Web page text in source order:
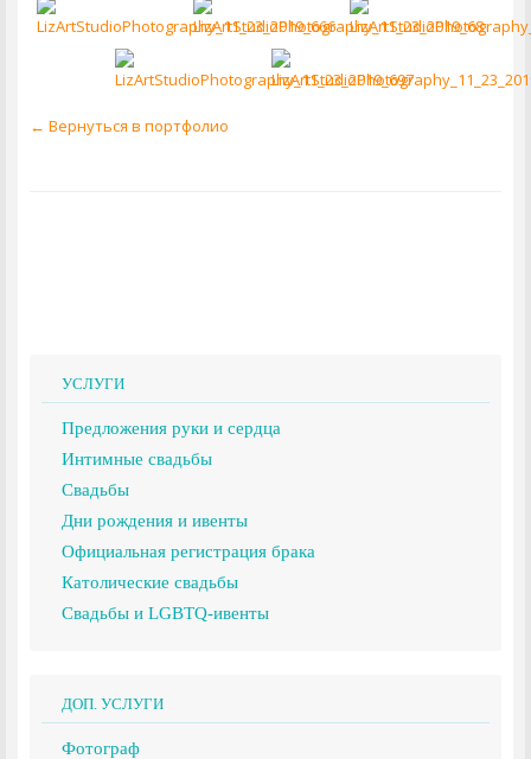
← Вернуться в портфолио
УСЛУГИ
Предложения руки и сердца
Интимные свадьбы
Свадьбы
Дни рождения и ивенты
Официальная регистрация брака
Католические свадьбы
Свадьбы и LGBTQ-ивенты
ДОП. УСЛУГИ
Фотограф